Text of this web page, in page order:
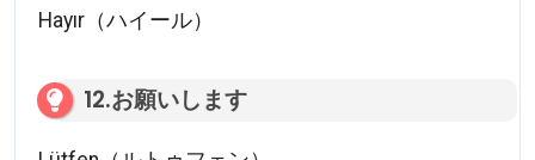
Hayır（ハイール）
12.お願いします